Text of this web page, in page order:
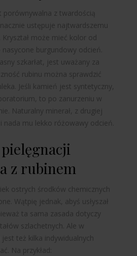
porównywalna z twardością
ustępuje najtwardszemu
Kryształ może mieć kolor od
nasycone burgundowy odcień.
szkarłat, jest uważany za
rubinu można sprawdzić
Jeśli kamień jest syntetyczny,
to po zanurzeniu w
Naturalny minerał, z drugiej
nada mu lekko różowawy odcień.
z rubinem
ostrych środków chemicznych
Wątpię jednak, abyś usłyszał
ta sama zasada dotyczy
szlachetnych. Ale w
też kilka indywidualnych
Na przykład: